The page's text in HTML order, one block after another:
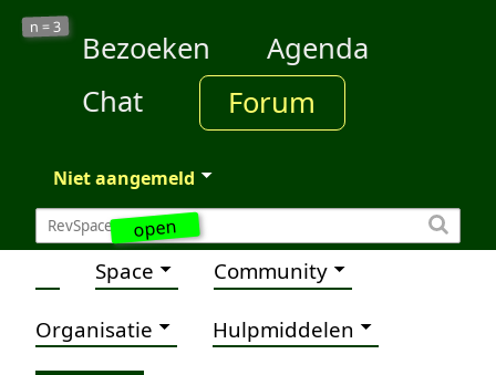
open
n =3
Bezoeken
Agenda
Chat
Forum
Niet aangemeld
Space Community
Organisatie Hulpmiddelen